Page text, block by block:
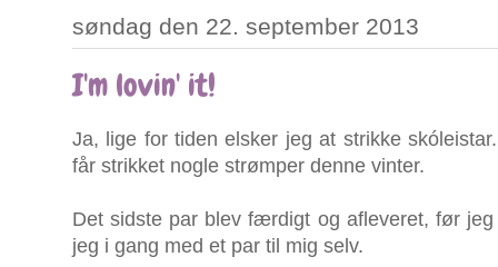
søndag den 22. september 2013
I'm lovin' it!
Ja, lige for tiden elsker jeg at strikke
får strikket nogle strømper denne vinter.
Det sidste par blev færdigt og afleveret, før
jeg i gang med et par til mig selv.